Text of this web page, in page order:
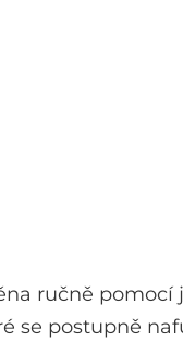
ručně
se postupně